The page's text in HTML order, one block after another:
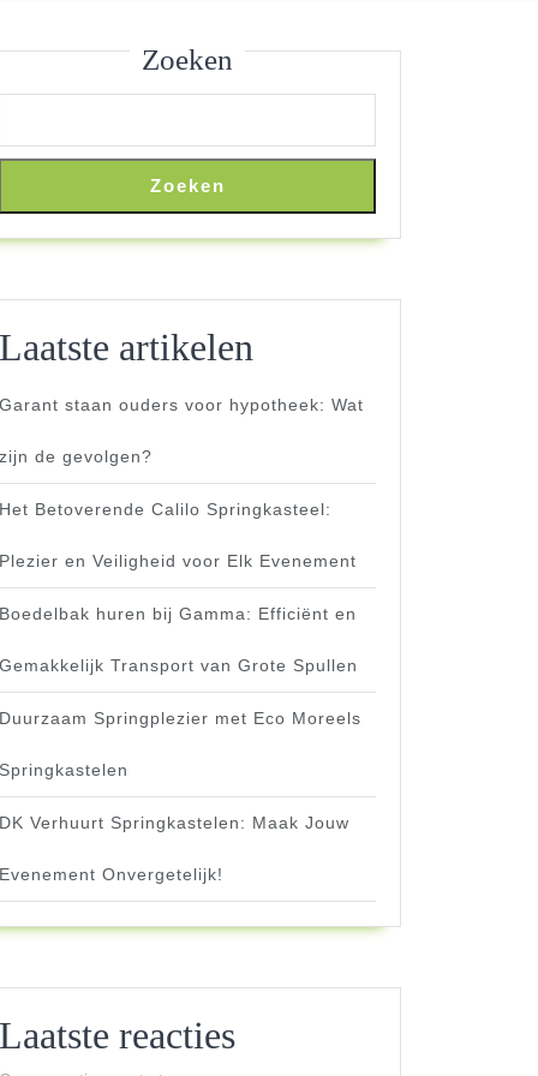
Zoeken
Zoeken
Laatste artikelen
Garant staan ouders voor hypotheek: Wat
zijn de gevolgen?
Het Betoverende Calilo Springkasteel:
Plezier en Veiligheid voor Elk Evenement
Boedelbak huren bij Gamma: Efficiënt en
Gemakkelijk Transport van Grote Spullen
Duurzaam Springplezier met Eco Moreels
Springkastelen
DK Verhuurt Springkastelen: Maak Jouw
Evenement Onvergetelijk!
Laatste reacties